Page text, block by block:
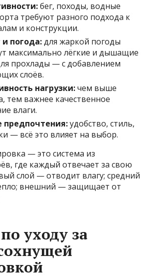
бег, походы, водные
требуют разного подхода к
и конструкции.
погода:для жаркой погоды
максимально лёгкие и дышащие
прохлады — с добавлением
слоёв.
нагрузки:чем выше
тем важнее качественное
влаги.
удобство, стиль,
— всё это влияет на выбор.
— это система из
где каждый отвечает за свою
слой — отводит влагу; средний
внешний — защищает от
уходу за